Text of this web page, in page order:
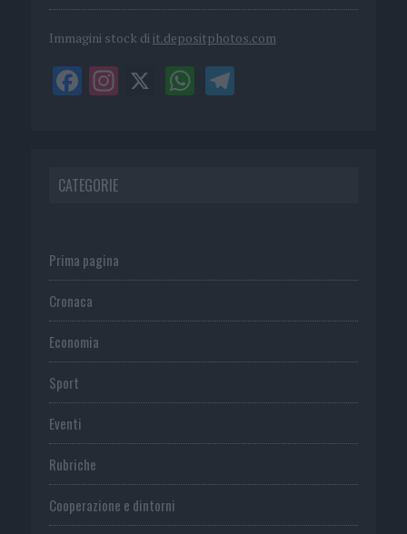
Immagini stock di it.depositphotos.com
CATEGORIE
Prima pagina
Cronaca
Economia
Sport
Eventi
Rubriche
Cooperazione e dintorni